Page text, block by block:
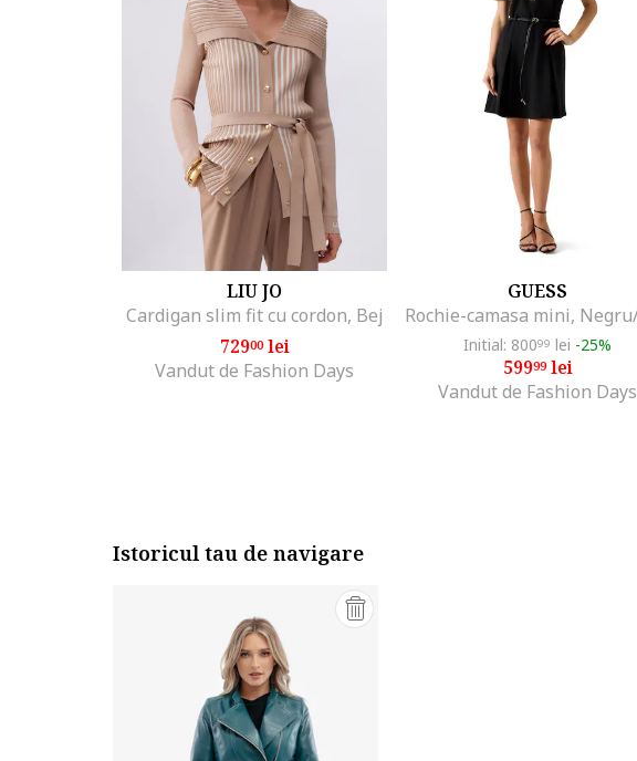
LIU JO
Cardigan slim fit cu cordon, Bej
72900lei
Vandut de Fashion Days
GUESS
Initial: 80099 lei -25%
59999lei
Vandut de Fashion Days
Istoricul tau de navigare